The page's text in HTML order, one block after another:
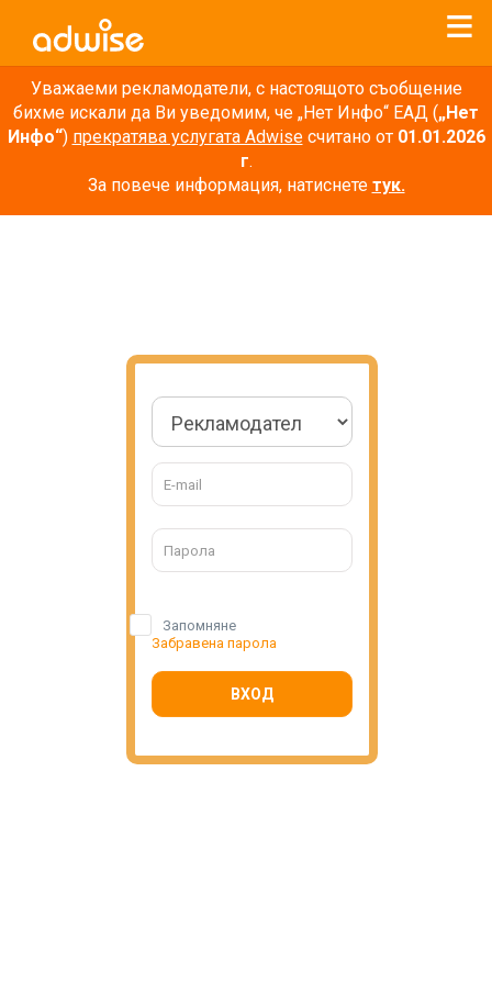
Уважаеми рекламодатели, с настоящото съобщение
бихме искали да Ви уведомим, че „Нет Инфо“ ЕАД („Нет
Инфо“) прекратява услугата Adwiseсчитано от 01.01.2026
г.
За повече информация, натиснете тук.
Запомняне
Забравена парола
ВХОД